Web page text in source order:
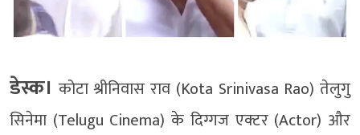
डेस्क। कोटा श्रीनिवास राव (Kota Srinivasa Rao) तेलुगु
सिनेमा (Telugu Cinema) के दिग्गज एक्टर (Actor) और